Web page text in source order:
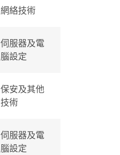
網絡技術
伺服器及電
腦設定
保安及其他
技術
伺服器及電
腦設定